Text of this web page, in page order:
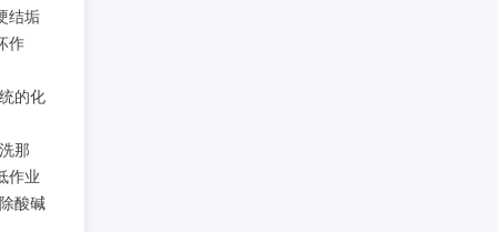
结垢
作
的化
那
作业
酸碱